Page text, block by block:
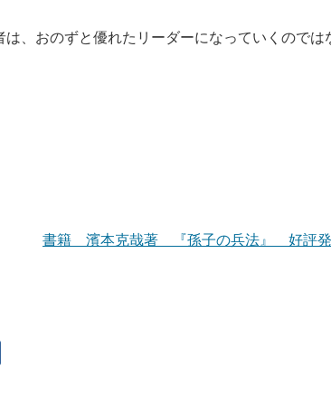
、おのずと優れたリーダーになっていくのでは
書籍 濱本克哉著 『孫子の兵法』 好評発